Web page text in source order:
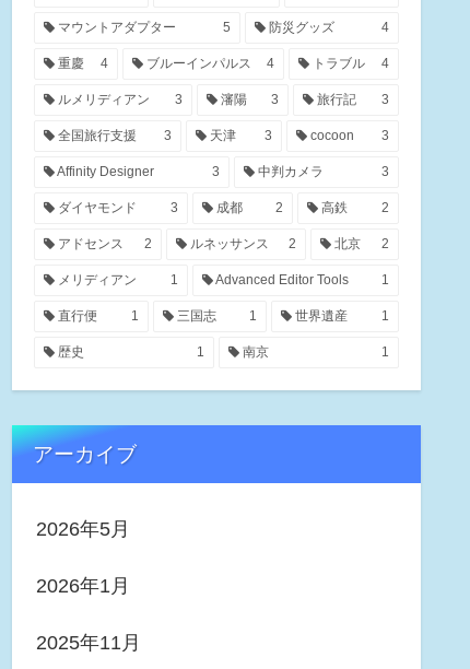
マウントアダプター 5 防災グッズ 4
重慶 4 ブルーインパルス 4 トラブル 4
ルメリディアン 3 瀋陽 3 旅行記 3
全国旅行支援 3 天津 3 cocoon 3
Affinity Designer 3 中判カメラ 3
ダイヤモンド 3 成都 2 高鉄 2
アドセンス 2 ルネッサンス 2 北京 2
メリディアン 1 Advanced Editor Tools 1
直行便 1 三国志 1 世界遺産 1
歴史 1 南京 1
アーカイブ
2026年5月
2026年1月
2025年11月